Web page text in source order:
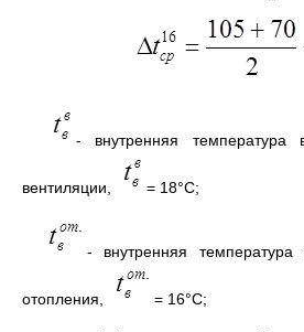
- внутренняя температура
вентиляции, = 18°С;
- внутренняя
отопления, = 16°С;